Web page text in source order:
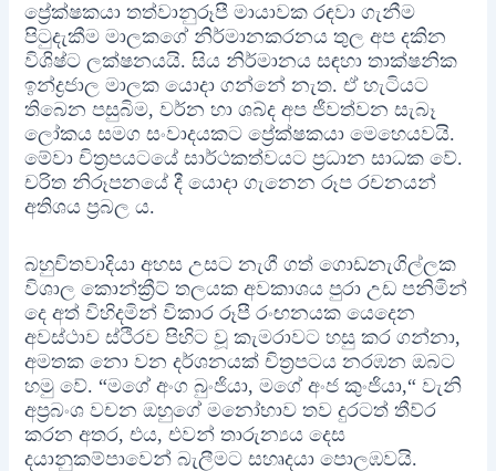
ප්‍රේක්ෂකයා තත්වානුරූපී මායාවක රඳවා ගැනීම
පිටුදැකීම මාලකගේ නිර්මානකරනය තුල අප දකින
විශිෂ්ට ලක්ෂනයයි. සිය නිර්මානය සඳහා තාක්ෂනික
ඉන්ද්‍රජාල මාලක යොදා ගන්නේ නැත. ඒ හැටියට
තිබෙන පසුබිම, වර්න හා ශබ්ද අප ජීවත්වන සැබෑ
ලෝකය සමග සංවාදයකට ප්‍රේක්ෂකයා මෙහෙයවයි.
මේවා චිත්‍රපයටයේ සාර්ථකත්වයට ප්‍රධාන සාධක වේ.
චරිත නිරූපනයේ දී ය‍ොදා ගැනෙන රූප රචනයන්
අතිශය ප්‍රබල ය.
බහුචිතවාදියා අහස උසට නැගී ගත් ගොඩනැගිල්ලක
විශාල කොන්ක්‍රීට් තලයක අවකාශය පුරා උඩ පනිමින්
දෙ අත් විහිදමින් විකාර රූපී රංඟනයක යෙදෙන
අවස්ථාව ස්ථිරව පිහිට වූ කැමරාවට හසු කර ගන්නා,
අමතක නො වන දර්ශනයක් චිත්‍රපටය නරඹන ඔබට
හමු වේ. “මගේ අංග බුංජියා, මගේ අංජ කුංජියා,“ වැනි
අප්‍රබංශ වචන ඔහුගේ මනෝභාව තව දුරටත් තීව්ර
කරන අතර, එය, එවන් තාරුන්‍යය දෙස
දයානුකම්පාවෙන් බැලීමට සහෘදයා පොලඹවයි.